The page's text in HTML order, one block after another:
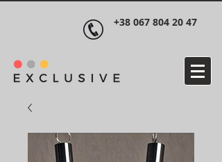
+38 067 804 20 47